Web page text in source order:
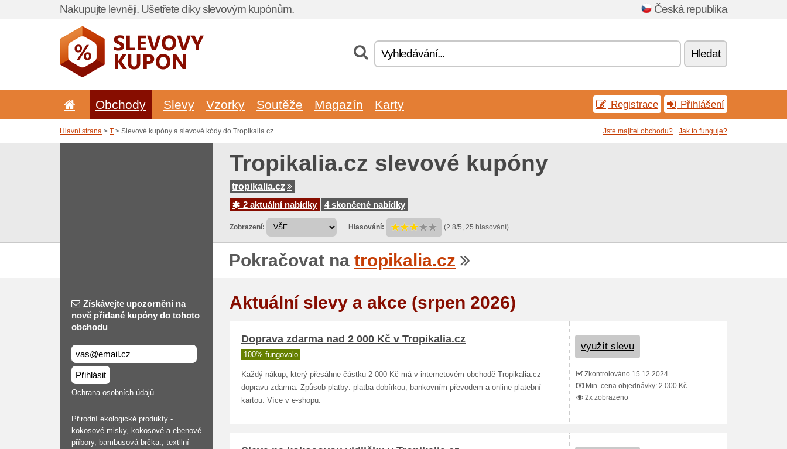
Nakupujte levněji. Ušetřete díky slevovým kupónům. Česká republika
Hledat
Obchody Slevy Vzorky Soutěže Magazín Karty Registrace Přihlášení
Hlavní strana > T > Slevové kupóny a slevové kódy do Tropikalia.cz Jste majitel obchodu? Jak to funguje?
Tropikalia.cz slevové kupóny
tropikalia.cz
2 aktuální nabídky
4 skončené nabídky
Zobrazení: Hlasování: (2.8/5, 25 hlasování)
Pokračovat na tropikalia.cz
Získávejte upozornění na
nově přidané kupóny do tohoto
obchodu
Přihlásit
Ochrana osobních údajů
Přirodní ekologické produkty -
kokosové misky, kokosové a ebenové
příbory, bambusová brčka., textilní
Aktuální slevy a akce (srpen 2026)
Doprava zdarma nad 2 000 Kč v Tropikalia.cz
100% fungovalo
Každý nákup, který přesáhne částku 2 000 Kč má v internetovém obchodě Tropikalia.cz
dopravu zdarma. Způsob platby: platba dobírkou, bankovním převodem a online platební
kartou. Více v e-shopu.
využít slevu
Zkontrolováno 15.12.2024
Min. cena objednávky: 2 000 Kč
2x zobrazeno